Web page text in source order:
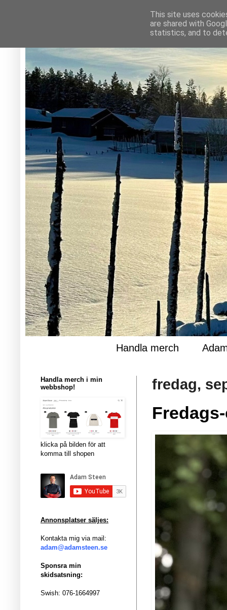
Handla merch
fredag,
Handla merch i min
webbshop!
klicka på bilden för att
komma till shopen
Annonsplatser säljes:
Kontakta mig via mail:
adam@adamsteen.se
Sponsra min
skidsatsning:
Swish: 076-1664997
This site uses
are shared with
statistics, and to